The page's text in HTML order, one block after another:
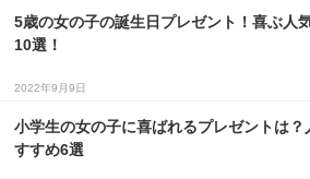
5歳の女の子の誕生日プレゼント！喜ぶ人
10選！
2022年9月9日
小学生の女の子に喜ばれるプレゼントは？
すすめ6選